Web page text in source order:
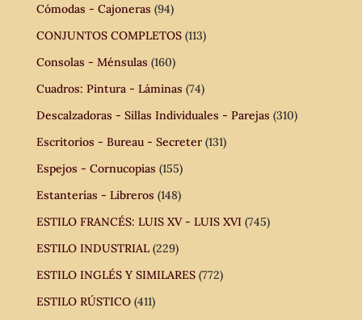
Cómodas - Cajoneras (94)
CONJUNTOS COMPLETOS (113)
Consolas - Ménsulas (160)
Cuadros: Pintura - Láminas (74)
Descalzadoras - Sillas Individuales - Parejas (310)
Escritorios - Bureau - Secreter (131)
Espejos - Cornucopias (155)
Estanterías - Libreros (148)
ESTILO FRANCÉS: LUIS XV - LUIS XVI (745)
ESTILO INDUSTRIAL (229)
ESTILO INGLÉS Y SIMILARES (772)
ESTILO RÚSTICO (411)